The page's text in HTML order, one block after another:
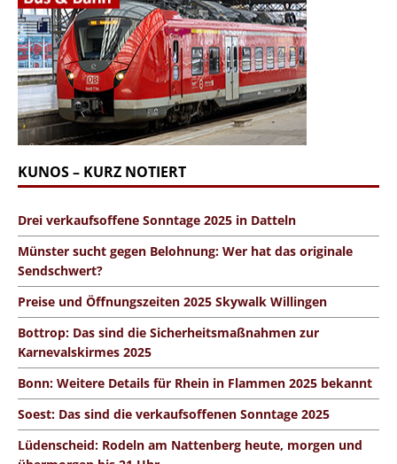
KUNOS – KURZ NOTIERT
Drei verkaufsoffene Sonntage 2025 in Datteln
Münster sucht gegen Belohnung: Wer hat das originale
Sendschwert?
Preise und Öffnungszeiten 2025 Skywalk Willingen
Bottrop: Das sind die Sicherheitsmaßnahmen zur
Karnevalskirmes 2025
Bonn: Weitere Details für Rhein in Flammen 2025 bekannt
Soest: Das sind die verkaufsoffenen Sonntage 2025
Lüdenscheid: Rodeln am Nattenberg heute, morgen und